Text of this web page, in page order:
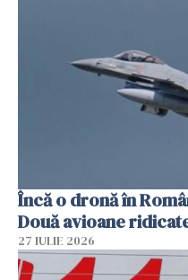
Încă o dronă în
Două avioane
27 IULIE 2026